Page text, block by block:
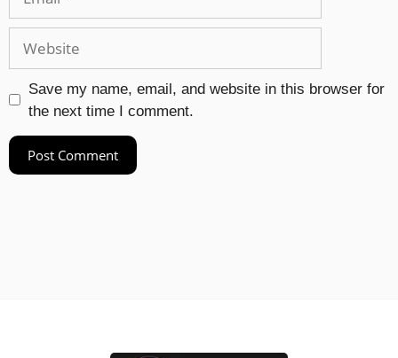
Save my name, email, and website in this browser for
the next time I comment.